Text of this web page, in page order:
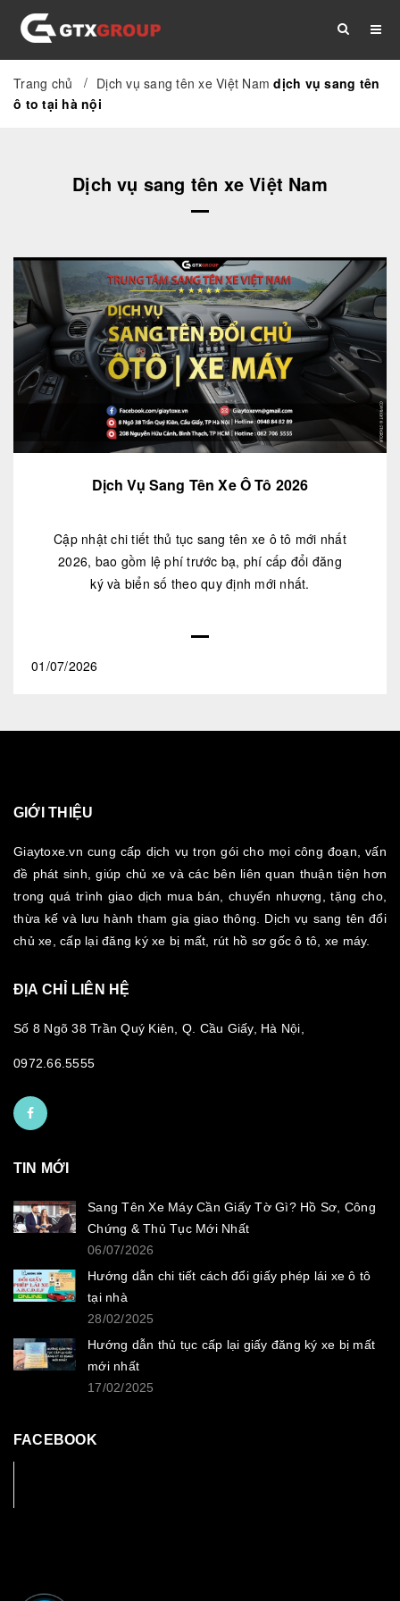
TRANG CHỦ GIỚI THIỆU DỊCH VỤ
Trang chủ / Dịch vụ sang tên xe Việt Nam dịch vụ sang tên
ô to tại hà nội
Dịch vụ sang tên xe Việt Nam
Dịch Vụ Sang Tên Xe Ô Tô 2026
Cập nhật chi tiết thủ tục sang tên xe ô tô mới nhất
2026, bao gồm lệ phí trước bạ, phí cấp đổi đăng
ký và biển số theo quy định mới nhất.
01/07/2026
GIỚI THIỆU
Giaytoxe.vn cung cấp dịch vụ trọn gói cho mọi công đoạn, vấn
đề phát sinh, giúp chủ xe và các bên liên quan thuận tiện hơn
trong quá trình giao dịch mua bán, chuyển nhượng, tặng cho,
thừa kế và lưu hành tham gia giao thông. Dịch vụ sang tên đổi
chủ xe, cấp lại đăng ký xe bị mất, rút hồ sơ gốc ô tô, xe máy.
ĐỊA CHỈ LIÊN HỆ
Số 8 Ngõ 38 Trần Quý Kiên, Q. Cầu Giấy, Hà Nội,
0972.66.5555
TIN MỚI
Sang Tên Xe Máy Cần Giấy Tờ Gì? Hồ Sơ, Công
Chứng & Thủ Tục Mới Nhất
06/07/2026
Hướng dẫn chi tiết cách đổi giấy phép lái xe ô tô
tại nhà
28/02/2025
Hướng dẫn thủ tục cấp lại giấy đăng ký xe bị mất
mới nhất
17/02/2025
FACEBOOK